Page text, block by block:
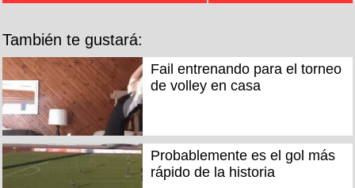
También te gustará:
Fail entrenando para el torneo
de volley en casa
Probablemente es el gol más
rápido de la historia